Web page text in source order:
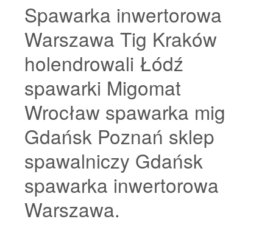
Spawarka inwertorowa
Warszawa Tig Kraków
holendrowali Łódź
spawarki Migomat
Wrocław spawarka mig
Gdańsk Poznań sklep
spawalniczy Gdańsk
spawarka inwertorowa
Warszawa.